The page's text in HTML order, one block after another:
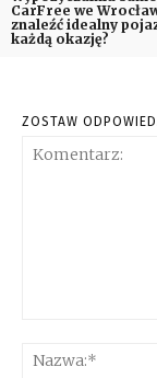
CarFree we
znaleźć idealny
każdą okazję?
ZOSTAW